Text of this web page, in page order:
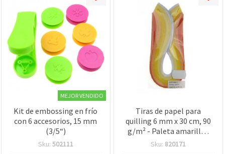
MEJOR VENDIDO
Kit de embossing en frío
con 6 accesorios, 15 mm
(3/5“)
Sku: 502111
Tiras de papel para
quilling 6 mm x 30 cm, 90
g/m² - Paleta amarillo-
naranja, surtido de 8
Sku: 820171